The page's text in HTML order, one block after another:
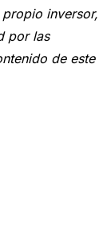
inversor,
por las
de este